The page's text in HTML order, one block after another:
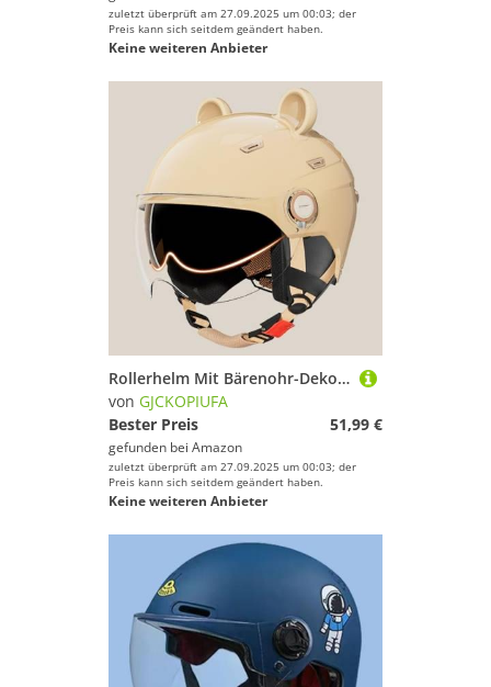
zuletzt überprüft am 27.09.2025 um 00:03; der
Preis kann sich seitdem geändert haben.
Keine weiteren Anbieter
Rollerhelm Mit Bärenohr-Dekoration, Mopedhelm Für Erwachsene Mit Doppelvisier, ECE 22.06 Zertifiziert Offener Motorradhelm, Jethelm Für Damen Herren A,45-65cm
von GJCKOPIUFA
Bester Preis
51,99 €
gefunden bei Amazon
zuletzt überprüft am 27.09.2025 um 00:03; der
Preis kann sich seitdem geändert haben.
Keine weiteren Anbieter